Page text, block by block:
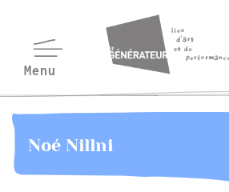
Noé Nillni